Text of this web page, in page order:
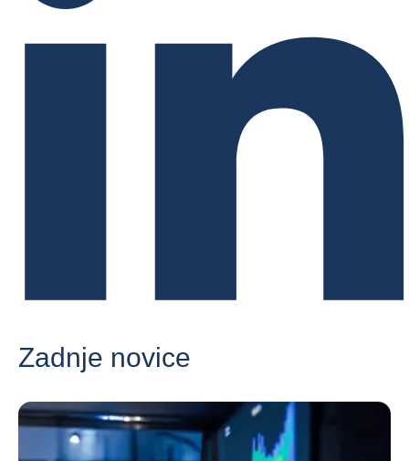
Zadnje novice